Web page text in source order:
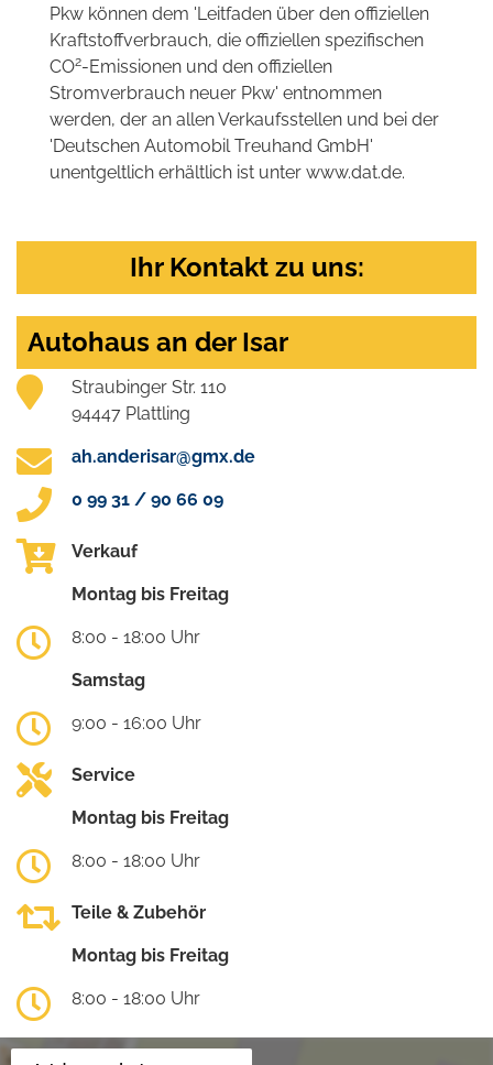
Pkw können dem 'Leitfaden über den offiziellen
Kraftstoffverbrauch, die offiziellen spezifischen
CO2-Emissionen und den offiziellen
Stromverbrauch neuer Pkw' entnommen
werden, der an allen Verkaufsstellen und bei der
'Deutschen Automobil Treuhand GmbH'
unentgeltlich erhältlich ist unter www.dat.de.
Ihr Kontakt zu uns:
Autohaus an der Isar
Straubinger Str. 110
94447 Plattling
ah.anderisar@gmx.de
0 99 31 / 90 66 09
Verkauf
Montag bis Freitag
8:00 - 18:00 Uhr
Samstag
9:00 - 16:00 Uhr
Service
Montag bis Freitag
8:00 - 18:00 Uhr
Teile & Zubehör
Montag bis Freitag
8:00 - 18:00 Uhr